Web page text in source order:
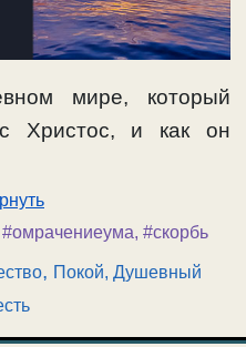
мире, который
Христос, и как он
#омрачениеума, #скорбь
, Покой, Душевный